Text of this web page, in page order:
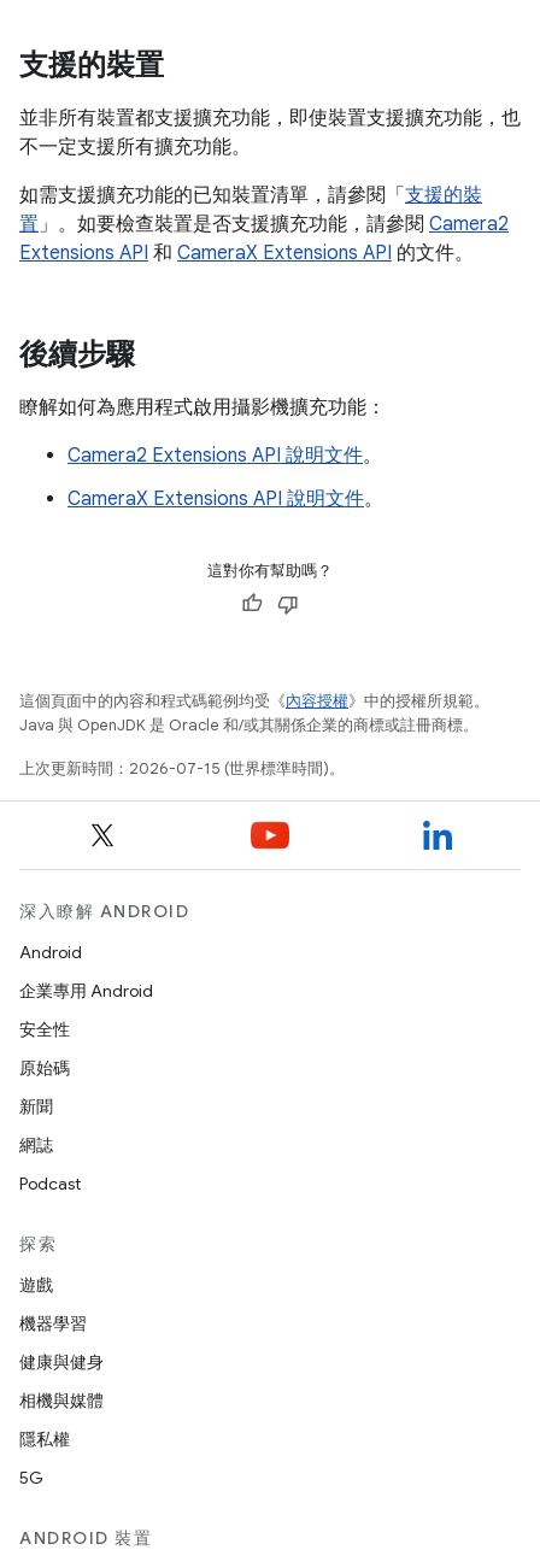
支援的裝置
並非所有裝置都支援擴充功能，即使裝置支援擴充功能，也
不一定支援所有擴充功能。
如需支援擴充功能的已知裝置清單，請參閱「 支援的裝
置」。如要檢查裝置是否支援擴充功能，請參閱 Camera2
Extensions API 和 CameraX Extensions API 的文件。
後續步驟
瞭解如何為應用程式啟用攝影機擴充功能：
Camera2 Extensions API 說明文件。
CameraX Extensions API 說明文件。
這對你有幫助嗎？
這個頁面中的內容和程式碼範例均受《內容授權》中的授權所規範。
Java 與 OpenJDK 是 Oracle 和/或其關係企業的商標或註冊商標。
上次更新時間：2026-07-15 (世界標準時間)。
深入瞭解 ANDROID
Android
企業專用 Android
安全性
原始碼
新聞
網誌
Podcast
探索
遊戲
機器學習
健康與健身
相機與媒體
隱私權
5G
ANDROID 裝置